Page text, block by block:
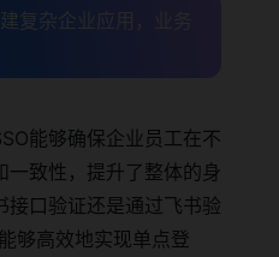
复杂企业应用，业务
能够确保企业员工在不
一致性，提升了整体的身
接口验证还是通过飞书验
够高效地实现单点登